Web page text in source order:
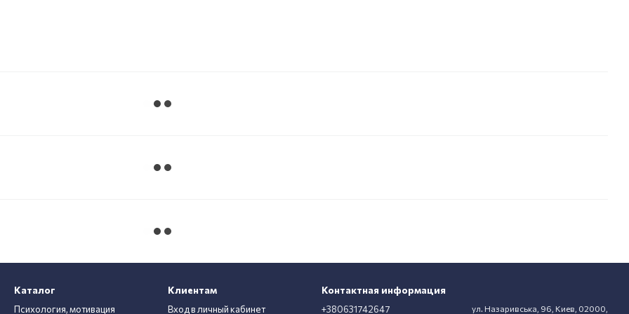
Каталог
Психология, мотивация
Клиентам
Вход в личный кабинет
Контактная информация
+380631742647 ул. Назаривська, 96, Киев, 02000,